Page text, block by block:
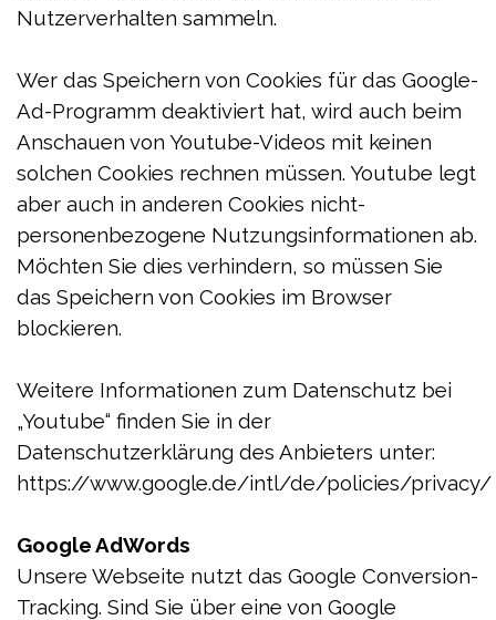
Nutzerverhalten sammeln.
Wer das Speichern von Cookies für das Google-
Ad-Programm deaktiviert hat, wird auch beim
Anschauen von Youtube-Videos mit keinen
solchen Cookies rechnen müssen. Youtube legt
aber auch in anderen Cookies nicht-
personenbezogene Nutzungsinformationen ab.
Möchten Sie dies verhindern, so müssen Sie
das Speichern von Cookies im Browser
blockieren.
Weitere Informationen zum Datenschutz bei
„Youtube“ finden Sie in der
Datenschutzerklärung des Anbieters unter:
https://www.google.de/intl/de/policies/privacy/
Google AdWords
Unsere Webseite nutzt das Google Conversion-
Tracking. Sind Sie über eine von Google